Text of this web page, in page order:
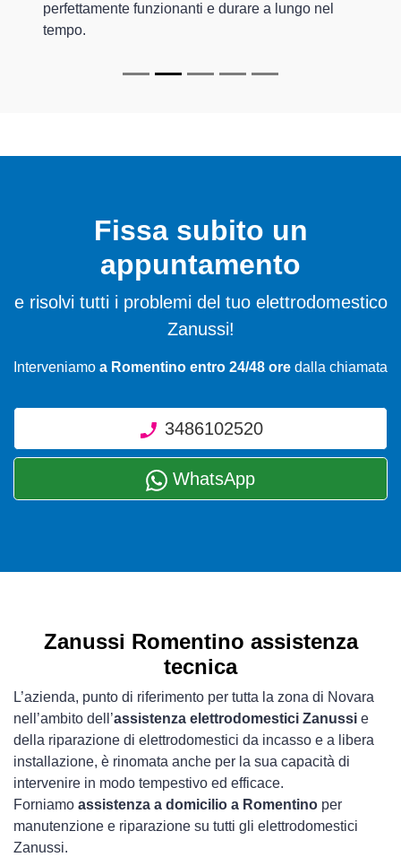
perfettamente funzionanti e durare a lungo nel
tempo.
Fissa subito un
appuntamento
e risolvi tutti i problemi del tuo elettrodomestico
Zanussi!
Interveniamo a Romentino entro 24/48 ore dalla chiamata
3486102520
WhatsApp
Zanussi Romentino assistenza
tecnica
L’azienda, punto di riferimento per tutta la zona di Novara
nell’ambito dell’assistenza elettrodomestici Zanussi e
della riparazione di elettrodomestici da incasso e a libera
installazione, è rinomata anche per la sua capacità di
intervenire in modo tempestivo ed efficace.
Forniamo assistenza a domicilio a Romentino per
manutenzione e riparazione su tutti gli elettrodomestici
Zanussi.